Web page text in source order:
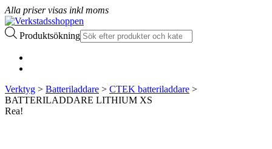
Alla priser visas inkl moms
Produktsökning
Verktyg > Batteriladdare > CTEK batteriladdare >
BATTERILADDARE LITHIUM XS
Rea!